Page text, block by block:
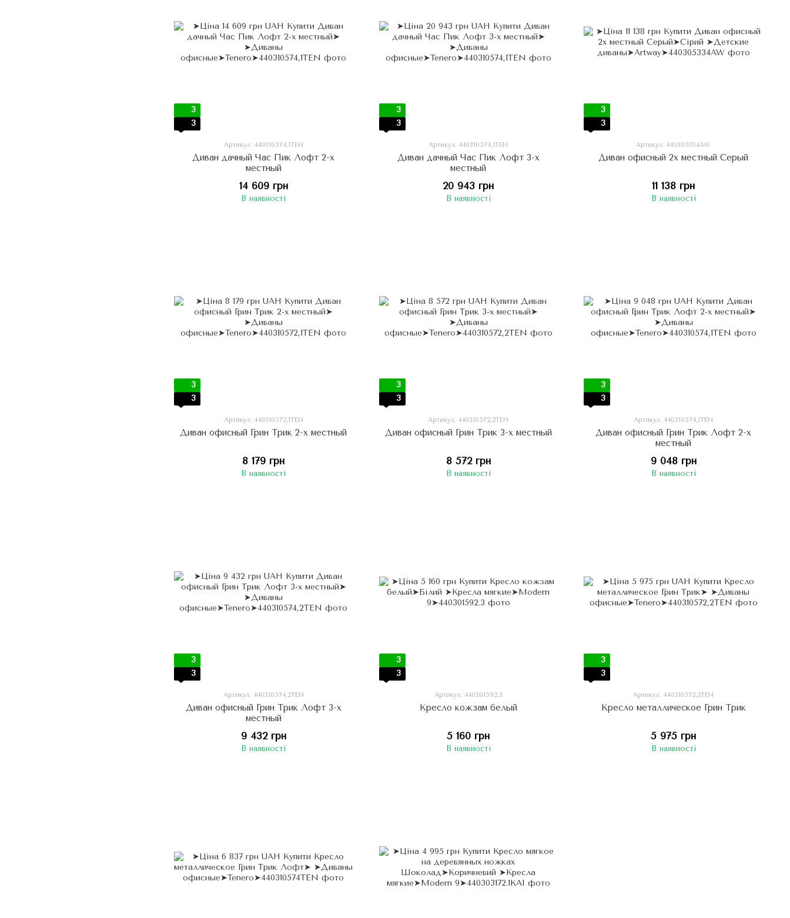
3
3
Артикул: 440310574,1TEN
Диван дачный Час Пик Лофт 2-х
местный
14 609 грн
В наявності
3
3
Артикул: 440310574,1TEN
Диван дачный Час Пик Лофт 3-х
местный
20 943 грн
В наявності
3
3
Артикул: 440305334AW
Диван офисный 2х местный Серый
11 138 грн
В наявності
3
3
Артикул: 440310572,1TEN
Диван офисный Грин Трик 2-х местный
8 179 грн
В наявності
3
3
Артикул: 440310572,2TEN
Диван офисный Грин Трик 3-х местный
8 572 грн
В наявності
3
3
Артикул: 440310574,1TEN
Диван офисный Грин Трик Лофт 2-х
местный
9 048 грн
В наявності
3
3
Артикул: 440310574,2TEN
Диван офисный Грин Трик Лофт 3-х
местный
9 432 грн
В наявності
3
3
Артикул: 440301592.3
Кресло кожзам белый
5 160 грн
В наявності
3
3
Артикул: 440310572,2TEN
Кресло металлическое Грин Трик
5 975 грн
В наявності